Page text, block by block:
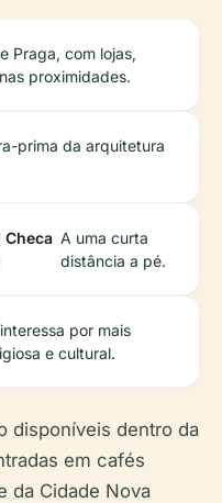
Praga, com lojas,
proximidades.
prima da arquitetura
A uma curta
distância a pé.
por mais
e cultural.
disponíveis dentro da
em cafés
da Cidade Nova